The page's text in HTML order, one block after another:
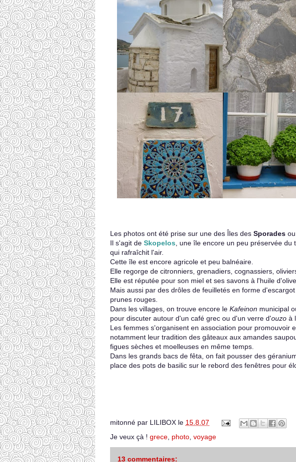
Les photos ont été prise sur une des Îles des Sporades
Il s'agit de Skopelos , une île encore un peu préservée
qui rafraîchit l'air.
Cette île est encore agricole et peu balnéaire.
Elle regorge de citronniers, grenadiers, cognassiers,
Elle est réputée pour son miel et ses savons à l'huile d'olive .
Mais aussi par des drôles de feuilletés en forme d'escargot
prunes rouges.
Dans les villages, on trouve encore le Kafeinon municipal
pour discuter autour d'un café grec ou d'un verre d'ouzo à
Les femmes s'organisent en association pour promouvoir
notamment leur tradition des gâteaux aux amandes
figues sèches et moelleuses en même temps.
Dans les grands bacs de fêta, on fait pousser des
place des pots de basilic sur le rebord des fenêtres pour
mitonné par LILIBOX le 15.8.07
Je veux çà ! grece photo voyage
13 commentaires: